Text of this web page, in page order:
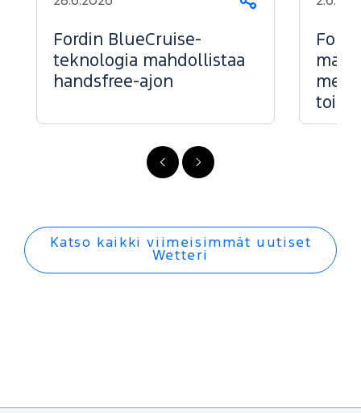
FI
-
FI
-
Jaa
Fordin BlueCruise-
teknologia mahdollistaa
handsfree-ajon
Ford
Katso kaikki viimeisimmät uutiset
Wetteri